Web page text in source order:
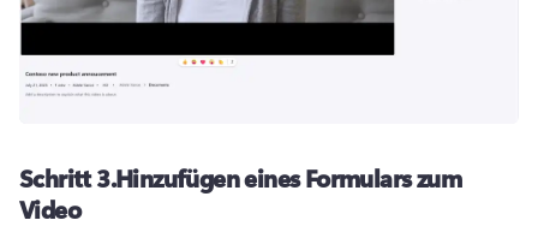
Schritt 3.Hinzufügen eines Formulars zum
Video